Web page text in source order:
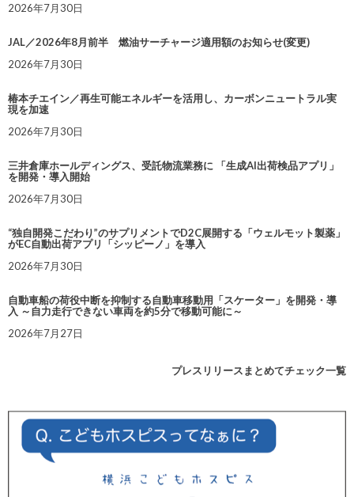
2026年7月30日
JAL／2026年8月前半 燃油サーチャージ適用額のお知らせ(変更)
2026年7月30日
椿本チエイン／再生可能エネルギーを活用し、カーボンニュートラル実
現を加速
2026年7月30日
三井倉庫ホールディングス、受託物流業務に 「生成AI出荷検品アプリ」
を開発・導入開始
2026年7月30日
“独自開発こだわり”のサプリメントでD2C展開する「ウェルモット製薬」
がEC自動出荷アプリ「シッピーノ」を導入
2026年7月30日
自動車船の荷役中断を抑制する自動車移動用「スケーター」を開発・導
入 ～自力走行できない車両を約5分で移動可能に～
2026年7月27日
プレスリリースまとめてチェック一覧